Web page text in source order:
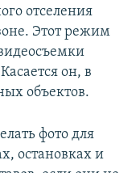
отселения
Этот режим
он, в
объектов.
фото для
остановках и